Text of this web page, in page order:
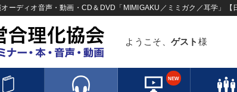
ーディオ音声・動画・CD＆DVD「MIMIGAKU／ミミガク／耳学」【
ようこそ、 ゲスト 様
NEW